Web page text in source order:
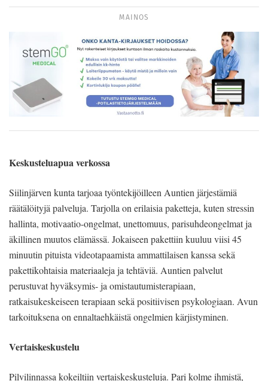
MAINOS
Keskusteluapua verkossa
Siilinjärven kunta tarjoaa työntekijöilleen Auntien järjestämiä
räätälöityjä palveluja. Tarjolla on erilaisia paketteja, kuten stressin
hallinta, motivaatio-ongelmat, unettomuus, parisuhdeongelmat ja
äkillinen muutos elämässä. Jokaiseen pakettiin kuuluu viisi 45
minuutin pituista videotapaamista ammattilaisen kanssa sekä
pakettikohtaisia materiaaleja ja tehtäviä. Auntien palvelut
perustuvat hyväksymis- ja omistautumisterapiaan,
ratkaisukeskeiseen terapiaan sekä positiivisen psykologiaan. Avun
tarkoituksena on ennaltaehkäistä ongelmien kärjistyminen.
Vertaiskeskustelu
Pilvilinnassa kokeiltiin vertaiskeskusteluja. Pari kolme ihmistä,